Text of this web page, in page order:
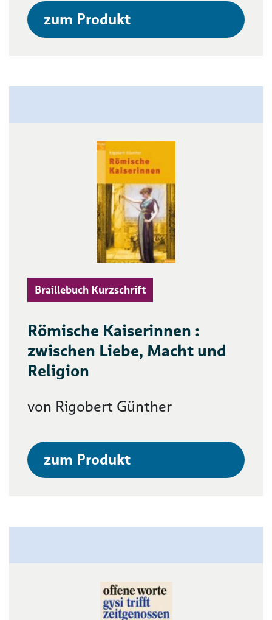
zum Produkt
Braillebuch Kurzschrift
Römische Kaiserinnen :
zwischen Liebe, Macht und
Religion
von Rigobert Günther
zum Produkt